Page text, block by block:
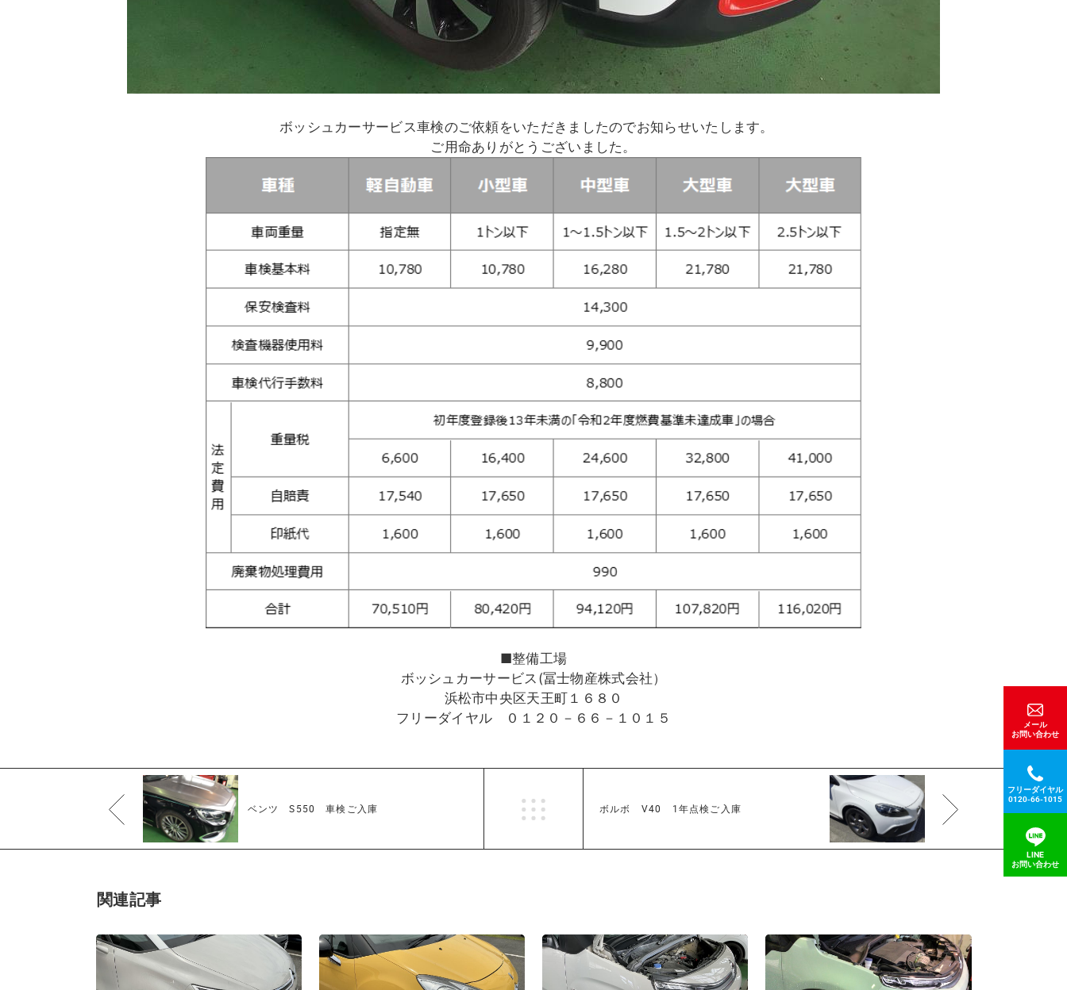
メール
お問い合わせ
フリーダイヤル
0120-66-1015
LINE
お問い合わせ
ボッシュカーサービス車検のご依頼をいただきましたのでお知らせいたします。
ご用命ありがとうございました。
■整備工場
ボッシュカーサービス(冨士物産株式会社）
浜松市中央区天王町１６８０
フリーダイヤル ０１２０－６６－１０１５
ベンツ S550 車検ご入庫 ボルボ V40 1年点検ご入庫
関連記事